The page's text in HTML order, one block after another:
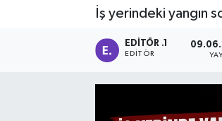
İş yerindeki yangın
EDITÖR .1
EDITÖR
Kültür-Sanat
Son Dakika Haberleri